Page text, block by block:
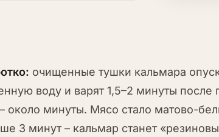
очищенные тушки кальмара
воду и варят 1,5–2 минуты после
около минуты. Мясо стало матово-
3 минут – кальмар станет